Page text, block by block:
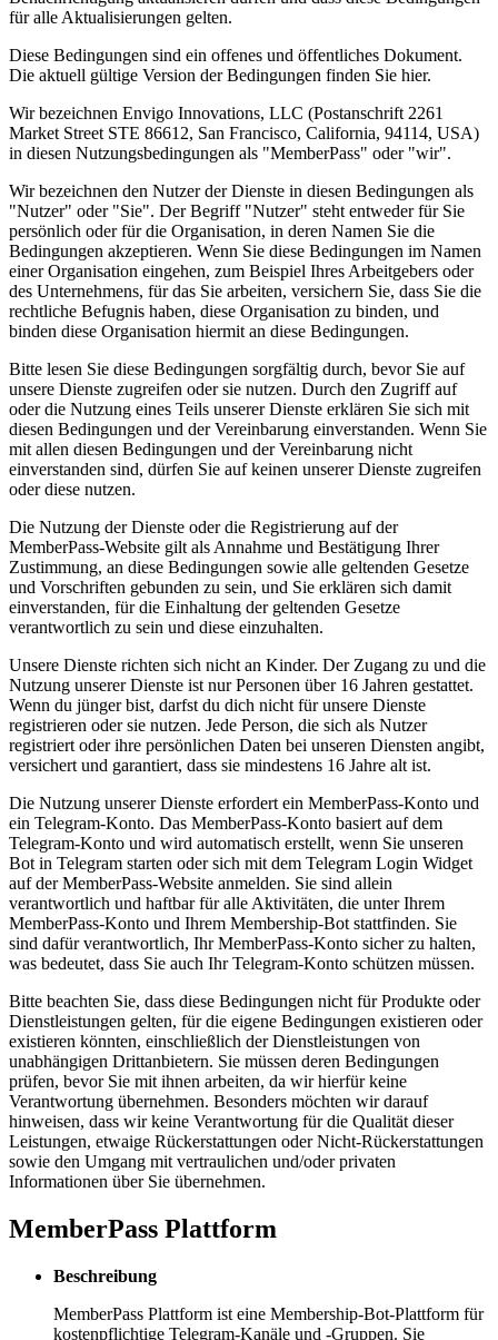
für alle Aktualisierungen gelten.
Diese Bedingungen sind ein offenes und öffentliches Dokument.
Die aktuell gültige Version der Bedingungen finden Sie hier.
Wir bezeichnen Envigo Innovations, LLC (Postanschrift 2261
Market Street STE 86612, San Francisco, California, 94114, USA)
in diesen Nutzungsbedingungen als "MemberPass" oder "wir".
Wir bezeichnen den Nutzer der Dienste in diesen Bedingungen als
"Nutzer" oder "Sie". Der Begriff "Nutzer" steht entweder für Sie
persönlich oder für die Organisation, in deren Namen Sie die
Bedingungen akzeptieren. Wenn Sie diese Bedingungen im Namen
einer Organisation eingehen, zum Beispiel Ihres Arbeitgebers oder
des Unternehmens, für das Sie arbeiten, versichern Sie, dass Sie die
rechtliche Befugnis haben, diese Organisation zu binden, und
binden diese Organisation hiermit an diese Bedingungen.
Bitte lesen Sie diese Bedingungen sorgfältig durch, bevor Sie auf
unsere Dienste zugreifen oder sie nutzen. Durch den Zugriff auf
oder die Nutzung eines Teils unserer Dienste erklären Sie sich mit
diesen Bedingungen und der Vereinbarung einverstanden. Wenn Sie
mit allen diesen Bedingungen und der Vereinbarung nicht
einverstanden sind, dürfen Sie auf keinen unserer Dienste zugreifen
oder diese nutzen.
Die Nutzung der Dienste oder die Registrierung auf der
MemberPass-Website gilt als Annahme und Bestätigung Ihrer
Zustimmung, an diese Bedingungen sowie alle geltenden Gesetze
und Vorschriften gebunden zu sein, und Sie erklären sich damit
einverstanden, für die Einhaltung der geltenden Gesetze
verantwortlich zu sein und diese einzuhalten.
Unsere Dienste richten sich nicht an Kinder. Der Zugang zu und die
Nutzung unserer Dienste ist nur Personen über 16 Jahren gestattet.
Wenn du jünger bist, darfst du dich nicht für unsere Dienste
registrieren oder sie nutzen. Jede Person, die sich als Nutzer
registriert oder ihre persönlichen Daten bei unseren Diensten angibt,
versichert und garantiert, dass sie mindestens 16 Jahre alt ist.
Die Nutzung unserer Dienste erfordert ein MemberPass-Konto und
ein Telegram-Konto. Das MemberPass-Konto basiert auf dem
Telegram-Konto und wird automatisch erstellt, wenn Sie unseren
Bot in Telegram starten oder sich mit dem Telegram Login Widget
auf der MemberPass-Website anmelden. Sie sind allein
verantwortlich und haftbar für alle Aktivitäten, die unter Ihrem
MemberPass-Konto und Ihrem Membership-Bot stattfinden. Sie
sind dafür verantwortlich, Ihr MemberPass-Konto sicher zu halten,
was bedeutet, dass Sie auch Ihr Telegram-Konto schützen müssen.
Bitte beachten Sie, dass diese Bedingungen nicht für Produkte oder
Dienstleistungen gelten, für die eigene Bedingungen existieren oder
existieren könnten, einschließlich der Dienstleistungen von
unabhängigen Drittanbietern. Sie müssen deren Bedingungen
prüfen, bevor Sie mit ihnen arbeiten, da wir hierfür keine
Verantwortung übernehmen. Besonders möchten wir darauf
hinweisen, dass wir keine Verantwortung für die Qualität dieser
Leistungen, etwaige Rückerstattungen oder Nicht-Rückerstattungen
sowie den Umgang mit vertraulichen und/oder privaten
Informationen über Sie übernehmen.
MemberPass Plattform
Beschreibung
MemberPass Plattform ist eine Membership-Bot-Plattform für
kostenpflichtige Telegram-Kanäle und -Gruppen. Sie